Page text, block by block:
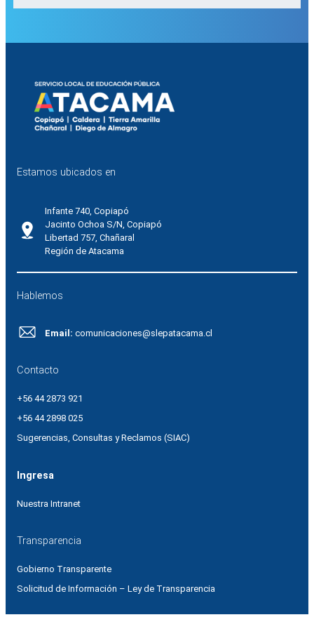
Estamos ubicados en
Infante 740, Copiapó
Jacinto Ochoa S/N, Copiapó
Libertad 757, Chañaral
Región de Atacama
Hablemos
Email: comunicaciones@slepatacama.cl
Contacto
+56 44 2873 921
+56 44 2898 025
Sugerencias, Consultas y Reclamos (SIAC)
Ingresa
Nuestra Intranet
Transparencia
Gobierno Transparente
Solicitud de Información – Ley de Transparencia